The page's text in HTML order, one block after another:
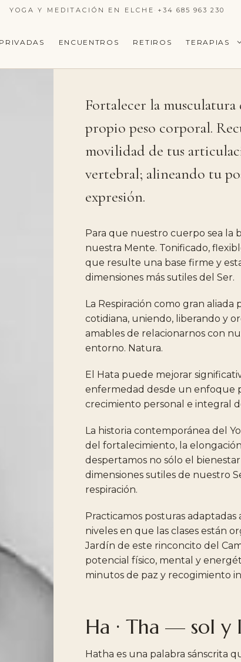
YOGA Y MEDITACIÓN EN ELCHE · +34 685 963 230
PRIVADAS ENCUENTROS RETIROS TERAPIAS
Fortalecer lamusculatura
propio peso corporal.
movilidad de tus
vertebral; alineando tu
expresión.
Para que nuestro cuerpo sea la
nuestra Mente. Tonificado,
que resulte una base firme y
dimensiones más sutiles del Ser.
La Respiración como gran aliada
cotidiana, uniendo, liberando y
amables de relacionarnos con
entorno. Natura.
El Hata puede mejorar
enfermedad desde un enfoque
crecimiento personal e integral
La historia contemporánea del
del fortalecimiento, la elongación
despertamos no sólo el bienestar
dimensiones sutiles de nuestro
respiración.
Practicamos posturas adaptadas
niveles en que las clases están
Jardín de este rinconcito del
potencial físico, mental y
minutos de paz y recogimiento
Ha · Tha — sol y
Hatha es una palabra sánscrita